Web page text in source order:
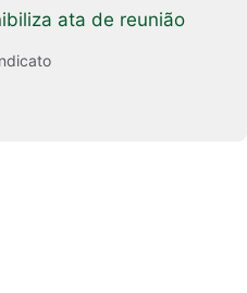
ata de reunião